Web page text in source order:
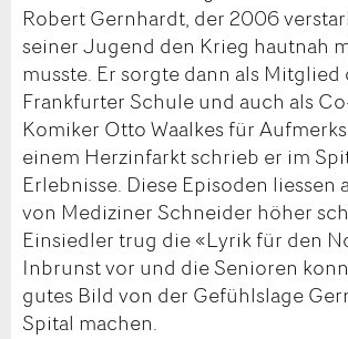
Robert Gernhardt, der 2006
seiner Jugend den Krieg hautnah
musste. Er sorgte dann als Mitglied
Frankfurter Schule und auch als
Komiker Otto Waalkes für
einem Herzinfarkt schrieb er im
Erlebnisse. Diese Episoden liessen
von Mediziner Schneider höher
Einsiedler trug die «Lyrik für den
Inbrunst vor und die Senioren
gutes Bild von der Gefühlslage
Spital machen.